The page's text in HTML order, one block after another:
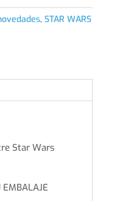
, STAR WARS
Star Wars
EMBALAJE